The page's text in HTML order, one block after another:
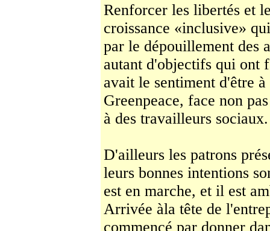
Renforcer les libertés et
croissance «in­clusive»
par le dépouillement des
autant d'objectifs qui ont
avait le senti­ment d'être
Greenpeace, face non
à des tra­vailleurs sociaux.
D'ailleurs les patrons
leurs bonnes in­tentions
est en marche, et il est
Arrivée àla tête de
commencé par donner